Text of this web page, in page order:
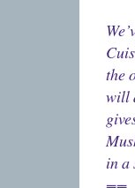
the
will
in a